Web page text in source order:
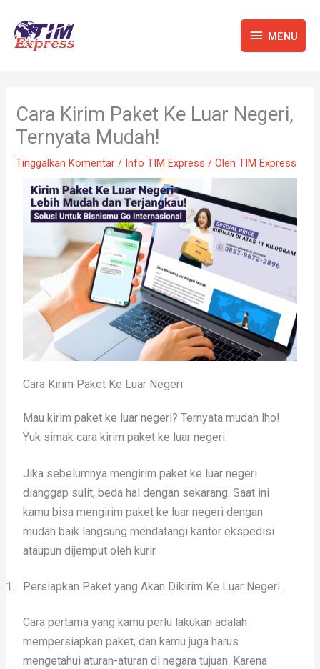
konten
MENU
MENU
Cara Kirim Paket Ke Luar Negeri,
Ternyata Mudah!
Tinggalkan Komentar / Info TIM Express / OlehTIM Express
Cara Kirim Paket Ke Luar Negeri
Mau kirim paket ke luar negeri? Ternyata mudah lho!
Yuk simak cara kirim paket ke luar negeri.
Jika sebelumnya mengirim paket ke luar negeri
dianggap sulit, beda hal dengan sekarang. Saat ini
kamu bisa mengirim paket ke luar negeri dengan
mudah baik langsung mendatangi kantor ekspedisi
ataupun dijemput oleh kurir.
1. Persiapkan Paket yang Akan Dikirim Ke Luar Negeri.
Cara pertama yang kamu perlu lakukan adalah
mempersiapkan paket, dan kamu juga harus
mengetahui aturan-aturan di negara tujuan. Karena